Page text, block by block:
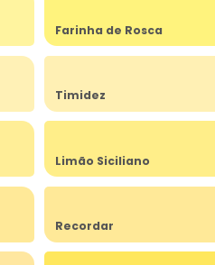
Farinha de Rosca
Timidez
Limão Siciliano
Recordar